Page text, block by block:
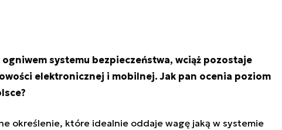
ogniwem systemu bezpieczeństwa, wciąż pozostaje
elektronicznej i mobilnej. Jak pan ocenia poziom
określenie, które idealnie oddaje wagę jaką w systemie